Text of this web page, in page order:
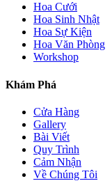
Hoa Cưới
Hoa Sinh Nhật
Hoa Sự Kiện
Hoa Văn Phòng
Workshop
Khám Phá
Cửa Hàng
Gallery
Bài Viết
Quy Trình
Cảm Nhận
Về Chúng Tôi